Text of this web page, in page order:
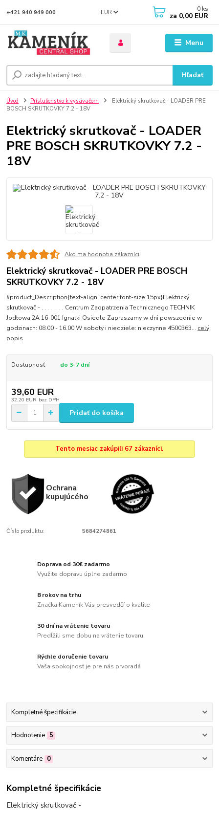
Menu
EUR
Hľadať
+421 940 949 000 0 ks
za 0,00 EUR
Úvod Príslušenstvo k vysávačom
Elektrický skrutkovač - LOADER PRE
BOSCH SKRUTKOVKY 7.2 - 18V
Elektrický skrutkovač - LOADER
PRE BOSCH SKRUTKOVKY 7.2 -
18V
Ako ma hodnotia zákazníci
Elektrický skrutkovač - LOADER PRE BOSCH
SKRUTKOVKY 7.2 - 18V
#product_Description{text-align: center;font-size:15px}Elektrický
skrutkovač - . . . . . . . . Centrum Zaopatrzenia Technicznego TECHNIK
Jodłowa 2A 16-001 Ignatki Osiedle Zapraszamy w dni powszednie w
godzinach: 08.00 - 16.00 W soboty i niedziele: nieczynne 4500363... celý
popis
Dostupnosť do 3-7 dní
39,60 EUR
32,20 EUR bez DPH
Pridať do košíka
Tento mesiac zakúpili 67 zákazníci.
Ochrana
kupujúcého
Číslo produktu: 5684274861
Doprava od 30€ zadarmo
Využite dopravu úplne zadarmo
8 rokov na trhu
Značka Kameník Vás presvedčí o kvalite
30 dní na vrátenie tovaru
Predĺžili sme dobu na vrátenie tovaru
Rýchle doručenie tovaru
Vaša spokojnosť je pre nás prvoradá
Kompletné špecifikácie
Hodnotenie 5
Komentáre 0
Kompletné špecifikácie
Elektrický skrutkovač -